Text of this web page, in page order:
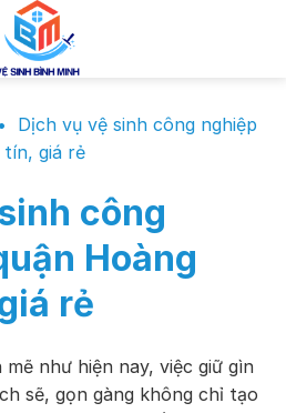
•
Dịch vụ vệ sinh công nghiệp
tín, giá rẻ
công
Hoàng
rẻ
như hiện nay, việc giữ gìn
sẽ, gọn gàng không chỉ tạo